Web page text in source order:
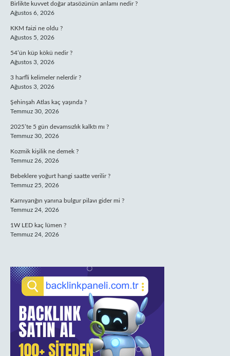
Birlikte kuvvet doğar atasözünün anlamı nedir ?
Ağustos 6, 2026
KKM faizi ne oldu ?
Ağustos 5, 2026
54’ün küp kökü nedir ?
Ağustos 3, 2026
3 harfli kelimeler nelerdir ?
Ağustos 3, 2026
Şehinşah Atlas kaç yaşında ?
Temmuz 30, 2026
2025’te 5 gün devamsızlık kalktı mı ?
Temmuz 30, 2026
Kozmik kişilik ne demek ?
Temmuz 26, 2026
Bebeklere yoğurt hangi saatte verilir ?
Temmuz 25, 2026
Karnıyarığın yanına bulgur pilavı gider mi ?
Temmuz 24, 2026
1W LED kaç lümen ?
Temmuz 24, 2026